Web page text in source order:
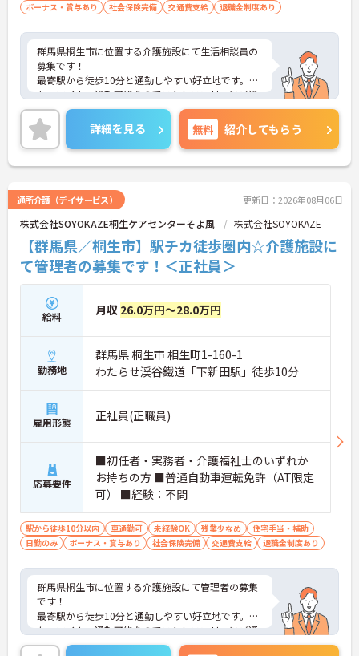
ボーナス・賞与あり
社会保険完備 交通費支給 退職金制度あり
群馬県桐生市に位置する介護施設にて生活相談員の
募集です！
最寄駅から徒歩10分と通勤しやすい好立地です。ま
た、マイカー通勤可能なのでストレスフリーにご通
勤いただけます。
ご興味のある方には、面接対策ポイントなど、さら
に詳細をご案内しますのでお気軽にご相談くださ
い！
詳細を見る 無料 紹介してもらう
通所介護（デイサービス） 更新日：2026年08月06日
株式会社SOYOKAZE桐生ケアセンターそよ風 株式会社SOYOKAZE
【群馬県／桐生市】駅チカ徒歩圏内☆介護施設に
て管理者の募集です！＜正社員＞
給料 月収 26.0万円～28.0万円
勤務地
群馬県 桐生市 相生町1-160-1
わたらせ渓谷鐵道「下新田駅」徒歩10分
雇用形態 正社員(正職員)
応募要件
■初任者・実務者・介護福祉士のいずれか
お持ちの方 ■普通自動車運転免許（AT限定
可） ■経験：不問
駅から徒歩10分以内 車通勤可 未経験OK 残業少なめ
住宅手当・補助
日勤のみ
ボーナス・賞与あり 社会保険完備 交通費支給 退職金制度あり
群馬県桐生市に位置する介護施設にて管理者の募集
です！
最寄駅から徒歩10分と通勤しやすい好立地です。ま
た、マイカー通勤可能なのでストレスフリーにご通
勤いただけます。